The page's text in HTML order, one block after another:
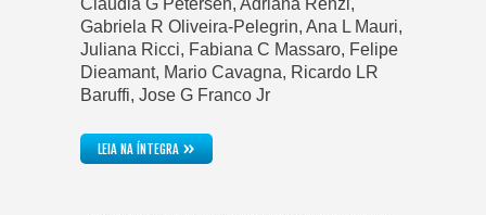
Claudia G Petersen, Adriana Renzi,
Gabriela R Oliveira-Pelegrin, Ana L Mauri,
Juliana Ricci, Fabiana C Massaro, Felipe
Dieamant, Mario Cavagna, Ricardo LR
Baruffi, Jose G Franco Jr
LEIA NA ÍNTEGRA»